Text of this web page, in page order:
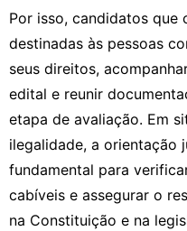
Por isso, candidatos que
destinadas às pessoas
seus direitos,
edital e reunir
etapa de avaliação. Em
ilegalidade, a orientação
fundamental para
cabíveis e assegurar o
na Constituição e na